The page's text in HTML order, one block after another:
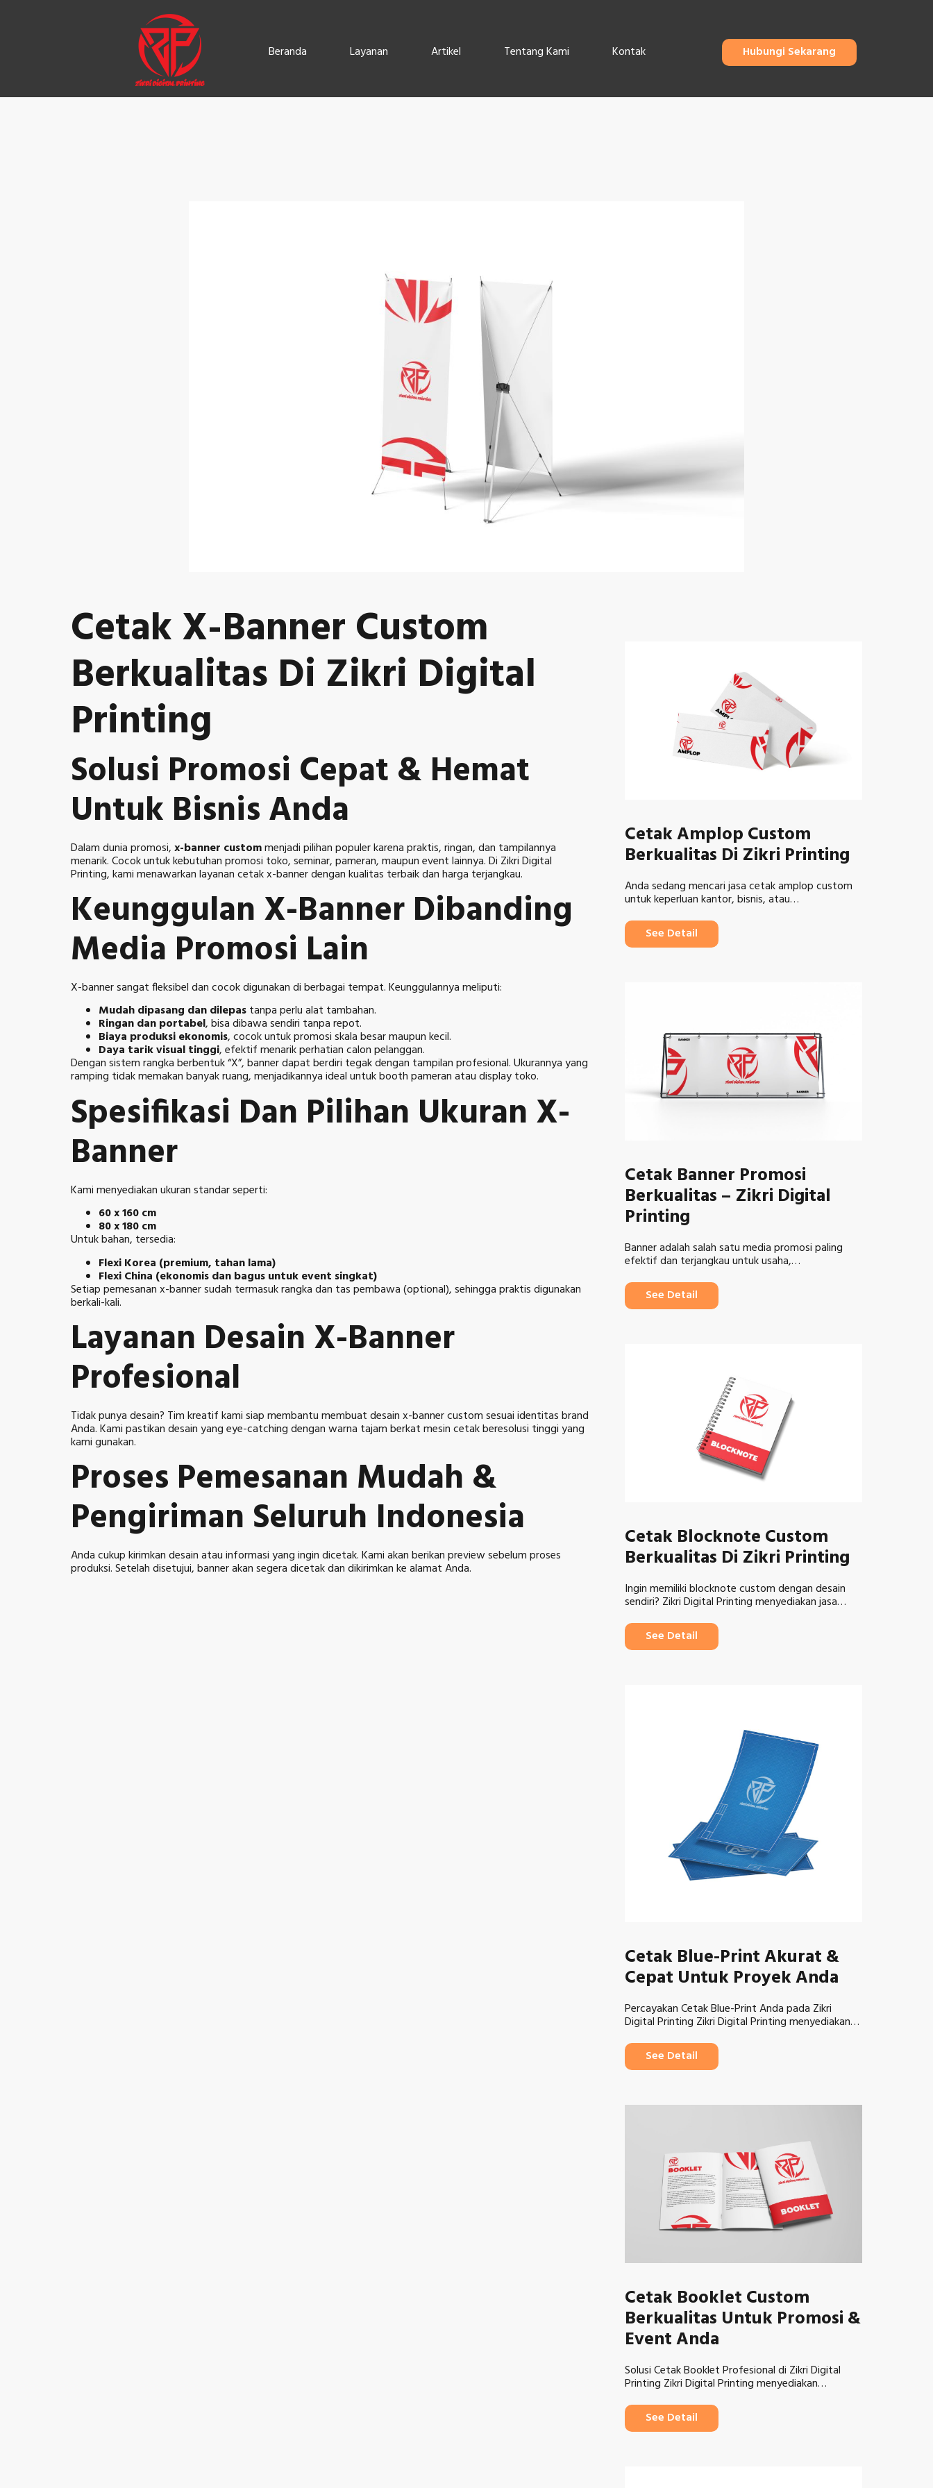
Beranda Layanan Artikel Tentang Kami Kontak Hubungi Sekarang
Cetak X-Banner Custom
Berkualitas Di Zikri Digital
Printing
Solusi Promosi Cepat & Hemat
Untuk Bisnis Anda
Dalam dunia promosi,x-banner custommenjadi pilihan populer karena praktis, ringan, dan tampilannya
menarik. Cocok untuk kebutuhan promosi toko, seminar, pameran, maupun event lainnya. Di Zikri Digital
Printing, kami menawarkan layanan cetak x-banner dengan kualitas terbaik dan harga terjangkau.
Keunggulan X-Banner Dibanding
Media Promosi Lain
X-banner sangat fleksibel dan cocok digunakan di berbagai tempat. Keunggulannya meliputi:
Mudah dipasang dan dilepastanpa perlu alat tambahan.
Ringan dan portabel, bisa dibawa sendiri tanpa repot.
Biaya produksi ekonomis, cocok untuk promosi skala besar maupun kecil.
Daya tarik visual tinggi, efektif menarik perhatian calon pelanggan.
Dengan sistem rangka berbentuk “X”, banner dapat berdiri tegak dengan tampilan profesional. Ukurannya yang
ramping tidak memakan banyak ruang, menjadikannya ideal untuk booth pameran atau display toko.
Spesifikasi Dan Pilihan Ukuran X-
Banner
Kami menyediakan ukuran standar seperti:
60 x 160 cm
80 x 180 cm
Untuk bahan, tersedia:
Flexi Korea (premium, tahan lama)
Flexi China (ekonomis dan bagus untuk event singkat)
Setiap pemesanan x-banner sudah termasuk rangka dan tas pembawa (optional), sehingga praktis digunakan
berkali-kali.
Layanan Desain X-Banner
Profesional
Tidak punya desain? Tim kreatif kami siap membantu membuat desain x-banner custom sesuai identitas brand
Anda. Kami pastikan desain yang eye-catching dengan warna tajam berkat mesin cetak beresolusi tinggi yang
kami gunakan.
Proses Pemesanan Mudah &
Pengiriman Seluruh Indonesia
Anda cukup kirimkan desain atau informasi yang ingin dicetak. Kami akan berikan preview sebelum proses
produksi. Setelah disetujui, banner akan segera dicetak dan dikirimkan ke alamat Anda.
Cetak Amplop Custom
Berkualitas Di Zikri Printing
Anda sedang mencari jasa cetak amplop custom
untuk keperluan kantor, bisnis, atau…
See Detail
Cetak Banner Promosi
Berkualitas – Zikri Digital
Printing
Banner adalah salah satu media promosi paling
efektif dan terjangkau untuk usaha,…
See Detail
Cetak Blocknote Custom
Berkualitas Di Zikri Printing
Ingin memiliki blocknote custom dengan desain
sendiri? Zikri Digital Printing menyediakan jasa…
See Detail
Cetak Blue-Print Akurat &
Cepat Untuk Proyek Anda
Percayakan Cetak Blue-Print Anda pada Zikri
Digital Printing Zikri Digital Printing menyediakan…
See Detail
Cetak Booklet Custom
Berkualitas Untuk Promosi &
Event Anda
Solusi Cetak Booklet Profesional di Zikri Digital
Printing Zikri Digital Printing menyediakan…
See Detail